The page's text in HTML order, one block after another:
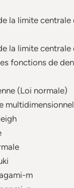
la limite
la limite
fonctions de
(Loi normale)
m